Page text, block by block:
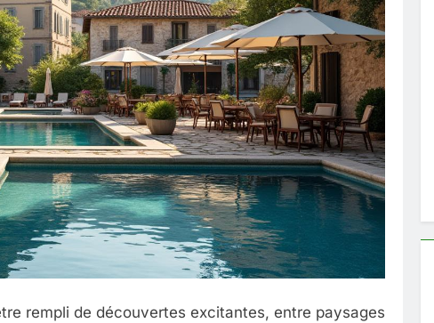
plainte : comprendre les seuils à connaître
le jardin sans monticule apparaissent et comment les traiter
rempli de découvertes excitantes, entre paysages